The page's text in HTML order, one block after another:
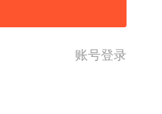
账号登录